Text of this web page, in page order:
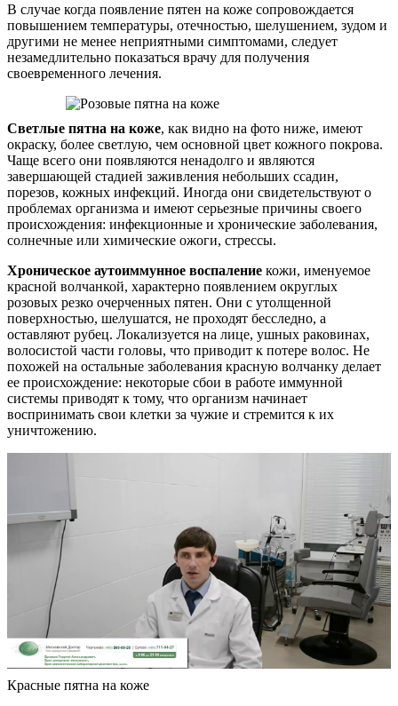
В случае когда появление пятен на коже сопровождается
повышением температуры, отечностью, шелушением, зудом и
другими не менее неприятными симптомами, следует
незамедлительно показаться врачу для получения
своевременного лечения.
Светлые пятна на коже, как видно на фото ниже, имеют
окраску, более светлую, чем основной цвет кожного покрова.
Чаще всего они появляются ненадолго и являются
завершающей стадией заживления небольших ссадин,
порезов, кожных инфекций. Иногда они свидетельствуют о
проблемах организма и имеют серьезные причины своего
происхождения: инфекционные и хронические заболевания,
солнечные или химические ожоги, стрессы.
Хроническое аутоиммунное воспаление кожи, именуемое
красной волчанкой, характерно появлением округлых
розовых резко очерченных пятен. Они с утолщенной
поверхностью, шелушатся, не проходят бесследно, а
оставляют рубец. Локализуется на лице, ушных раковинах,
волосистой части головы, что приводит к потере волос. Не
похожей на остальные заболевания красную волчанку делает
ее происхождение: некоторые сбои в работе иммунной
системы приводят к тому, что организм начинает
воспринимать свои клетки за чужие и стремится к их
уничтожению.
Красные пятна на коже